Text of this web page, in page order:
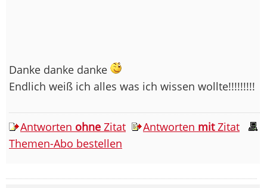
Danke danke danke
Endlich weiß ich alles was ich wissen wollte!!!!!!!!!
Antworten ohne Zitat Antworten mitZitat
Themen-Abo bestellen